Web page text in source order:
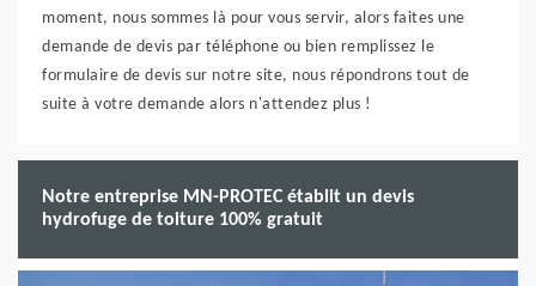
moment, nous sommes là pour vous servir, alors faites une
demande de devis par téléphone ou bien remplissez le
formulaire de devis sur notre site, nous répondrons tout de
suite à votre demande alors n'attendez plus !
Notre entreprise MN-PROTEC établit un devis
hydrofuge de toiture 100% gratuit